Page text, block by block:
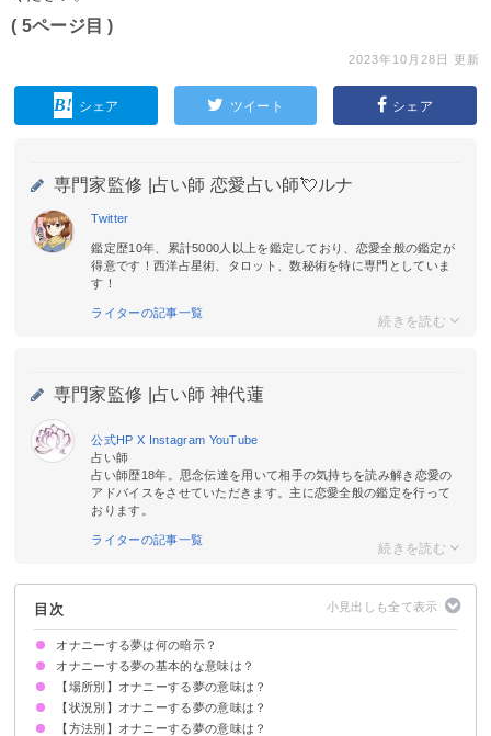
( 5ページ目 )
2023年10月28日 更新
シェア ツイート シェア
専門家監修 | 占い師 恋愛占い師💘ルナ
Twitter
鑑定歴10年、累計5000人以上を鑑定しており、恋愛全般の鑑定が
得意です！西洋占星術、タロット、数秘術を特に専門としていま
す！
ライターの記事一覧
専門家監修 | 占い師 神代蓮
公式HP X Instagram YouTube
占い師
占い師歴18年。思念伝達を用いて相手の気持ちを読み解き恋愛の
アドバイスをさせていただきます。主に恋愛全般の鑑定を行って
おります。
ライターの記事一覧
目次
オナニーする夢は何の暗示？
オナニーする夢の基本的な意味は？
①現状に不満を抱えている暗示
②寂しさの暗示
状況によって意味が決まる
【場所別】オナニーする夢の意味は？
自宅でオナニーする夢【警告夢】
職場でオナニーする夢【願望夢】
トイレでオナニーする夢【吉夢】
学校でオナニーする夢【警告夢】
お風呂でオナニーする夢【警告夢】
【状況別】オナニーする夢の意味は？
オナニーを見られる夢【警告夢】
オナニーを見せ合う夢【願望夢】
オナニーが気持ちいい夢【吉夢】
オナニーが気持ち良くない夢【警告夢】
オナニーを我慢している夢【警告夢】
オナニーで出血する夢【警告夢】
オナニーの道具を探す夢【吉夢】
異性になってオナニーする夢【願望夢】
【方法別】オナニーする夢の意味は？